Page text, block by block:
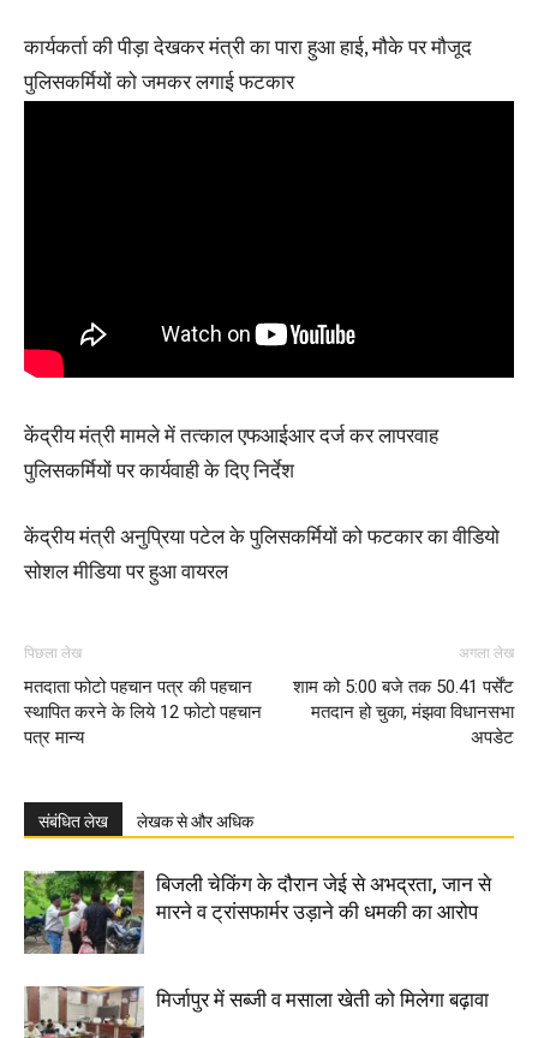
कार्यकर्ता की पीड़ा देखकर मंत्री का पारा हुआ हाई, मौके पर मौजूद
पुलिसकर्मियों को जमकर लगाई फटकार
केंद्रीय मंत्री मामले में तत्काल एफआईआर दर्ज कर लापरवाह
पुलिसकर्मियों पर कार्यवाही के दिए निर्देश
केंद्रीय मंत्री अनुप्रिया पटेल के पुलिसकर्मियों को फटकार का वीडियो
सोशल मीडिया पर हुआ वायरल
पिछला लेख
मतदाता फोटो पहचान पत्र की पहचान
स्थापित करने के लिये 12 फोटो पहचान
पत्र मान्य
अगला लेख
शाम को 5:00 बजे तक 50.41 पर्सेंट
मतदान हो चुका, मंझवा विधानसभा
अपडेट
संबंधित लेख लेखक से और अधिक
बिजली चेकिंग के दौरान जेई से अभद्रता, जान से
मारने व ट्रांसफार्मर उड़ाने की धमकी का आरोप
मिर्जापुर में सब्जी व मसाला खेती को मिलेगा बढ़ावा